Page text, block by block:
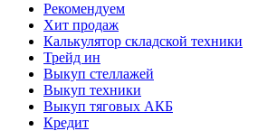
Рекомендуем
Хит продаж
Калькулятор складской техники
Трейд ин
Выкуп стеллажей
Выкуп техники
Выкуп тяговых АКБ
Кредит